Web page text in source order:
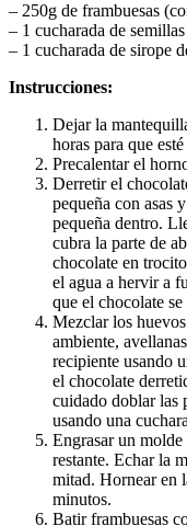
– 250g de frambuesas
– 1 cucharada de
– 1 cucharada de sirope
Instrucciones:
Dejar la
horas para que
Precalentar el
Derretir el
pequeña con asas
pequeña dentro.
cubra la parte de
chocolate en
el agua a hervir a
que el chocolate
Mezclar los
ambiente,
recipiente usando
el chocolate
cuidado doblar las
usando una
Engrasar un
restante. Echar la
mitad. Hornear en
minutos.
Batir frambuesas